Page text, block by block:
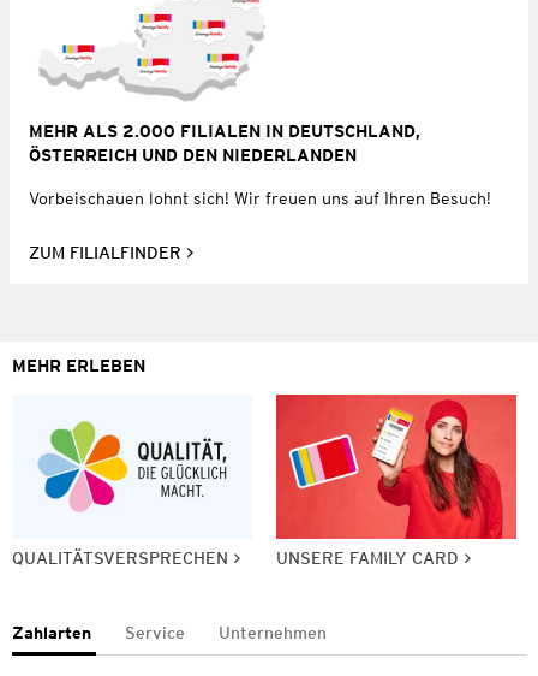
MEHR ALS 2.000 FILIALEN IN DEUTSCHLAND,
ÖSTERREICH UND DEN NIEDERLANDEN
Vorbeischauen lohnt sich! Wir freuen uns auf Ihren Besuch!
ZUM FILIALFINDER
MEHR ERLEBEN
QUALITÄTSVERSPRECHEN UNSERE FAMILY CARD
Zahlarten Service Unternehmen